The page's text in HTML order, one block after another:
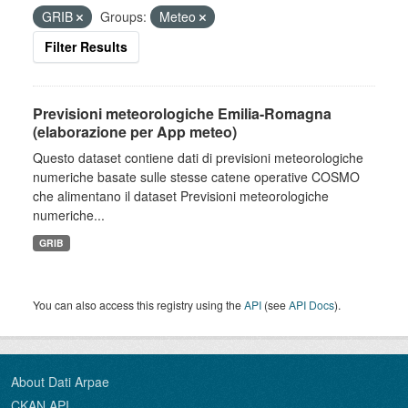
GRIB
Groups:
Meteo
Filter Results
Previsioni meteorologiche Emilia-Romagna
(elaborazione per App meteo)
Questo dataset contiene dati di previsioni meteorologiche
numeriche basate sulle stesse catene operative COSMO
che alimentano il dataset Previsioni meteorologiche
numeriche...
GRIB
You can also access this registry using theAPI (seeAPI Docs).
About Dati Arpae